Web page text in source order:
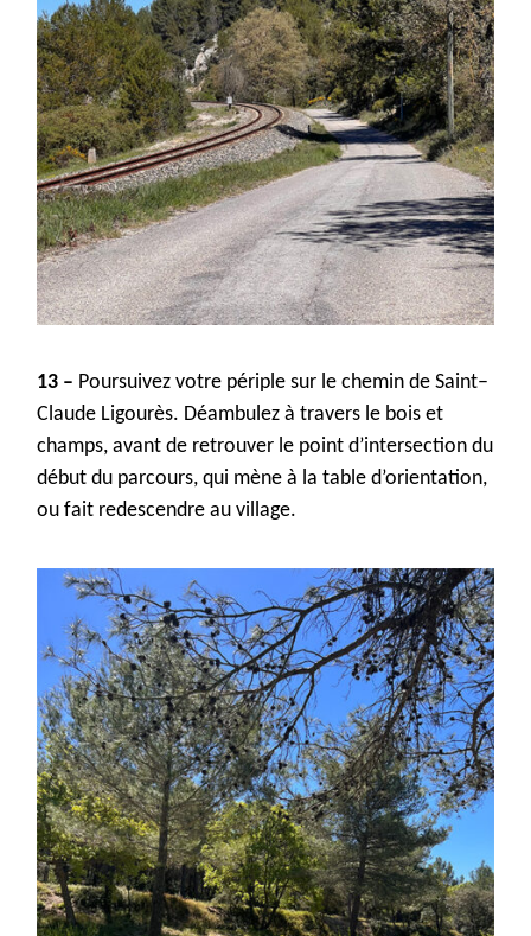
13 – Poursuivez votre périple sur le chemin de Saint–
Claude Ligourès. Déambulez à travers le bois et
champs, avant de retrouver le point d’intersection du
début du parcours, qui mène à la table d’orientation,
ou fait redescendre au village.